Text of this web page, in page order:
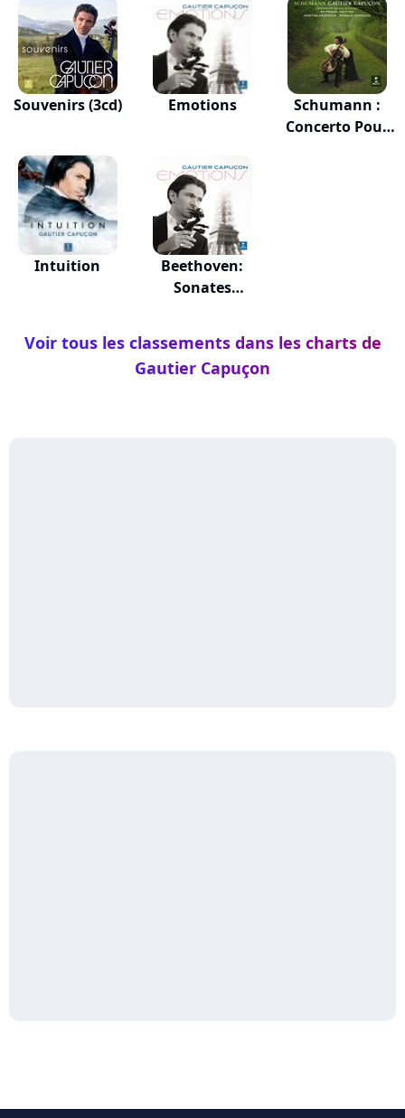
Souvenirs (3cd) Emotions
Schumann :
Concerto Pour
Intuition
Beethoven:
Sonates
Voir tous les classements dans les charts de
Gautier Capuçon